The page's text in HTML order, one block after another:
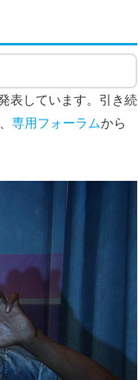
表しています。引き続
専用フォーラムから